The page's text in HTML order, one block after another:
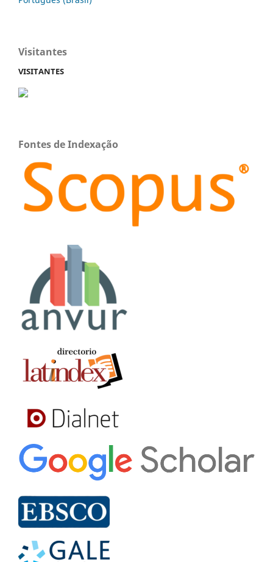
Visitantes
VISITANTES
Fontes de Indexação